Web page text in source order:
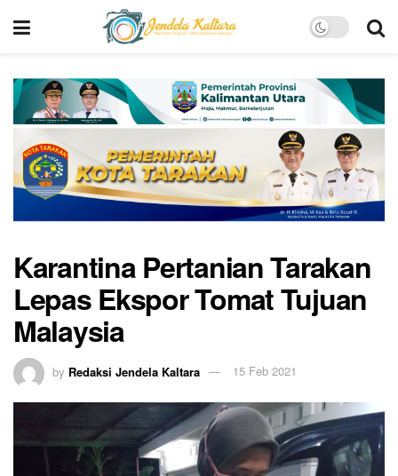
Karantina Pertanian Tarakan
Lepas Ekspor Tomat Tujuan
Malaysia
by Redaksi Jendela Kaltara 15 Feb 2021